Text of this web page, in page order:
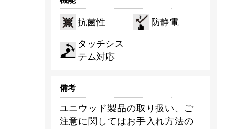
抗菌性 防静電
タッチシス
テム対応
備考
ユニウッド製品の取り扱い、ご
注意に関してはお手入れ方法の